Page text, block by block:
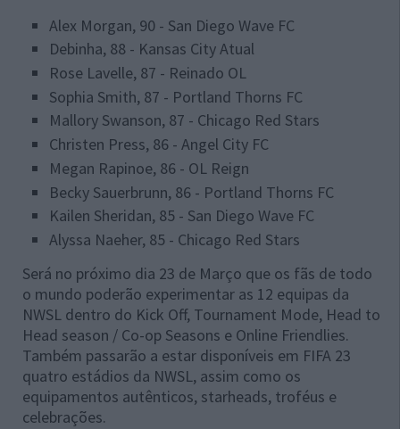
Alex Morgan, 90 - San Diego Wave FC
Debinha, 88 - Kansas City Atual
Rose Lavelle, 87 - Reinado OL
Sophia Smith, 87 - Portland Thorns FC
Mallory Swanson, 87 - Chicago Red Stars
Christen Press, 86 - Angel City FC
Megan Rapinoe, 86 - OL Reign
Becky Sauerbrunn, 86 - Portland Thorns FC
Kailen Sheridan, 85 - San Diego Wave FC
Alyssa Naeher, 85 - Chicago Red Stars
Será no próximo dia 23 de Março que os fãs de todo
o mundo poderão experimentar as 12 equipas da
NWSL dentro do Kick Off, Tournament Mode, Head to
Head season / Co-op Seasons e Online Friendlies.
Também passarão a estar disponíveis em FIFA 23
quatro estádios da NWSL, assim como os
equipamentos autênticos, starheads, troféus e
celebrações.